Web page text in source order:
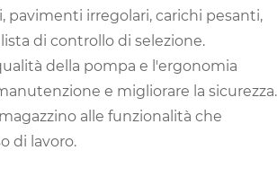
irregolari, carichi pesanti,
di controllo di selezione.
della pompa e l'ergonomia
e migliorare la sicurezza.
alle funzionalità che
di lavoro.